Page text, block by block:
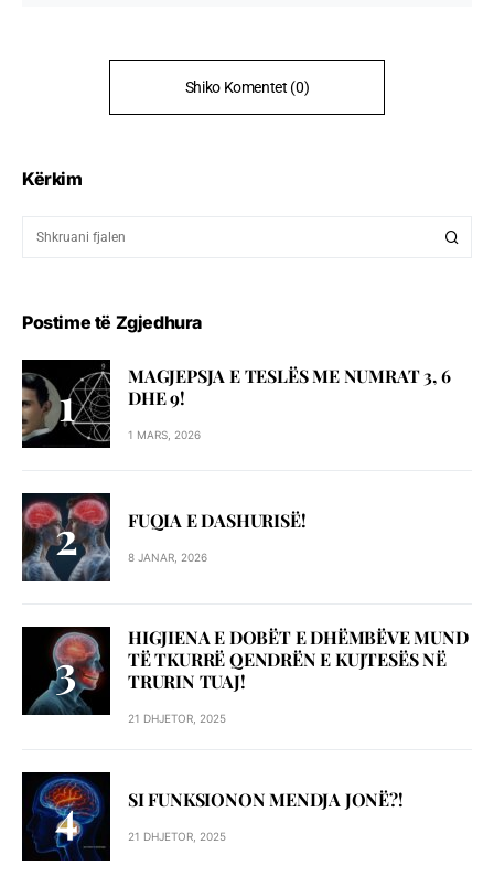
Shiko Komentet (0)
Kërkim
Postime të Zgjedhura
MAGJEPSJA E TESLËS ME NUMRAT 3, 6
DHE 9!
1 MARS, 2026
FUQIA E DASHURISË!
8 JANAR, 2026
HIGJIENA E DOBËT E DHËMBËVE MUND
TË TKURRË QENDRËN E KUJTESËS NË
TRURIN TUAJ!
21 DHJETOR, 2025
SI FUNKSIONON MENDJA JONË?!
21 DHJETOR, 2025